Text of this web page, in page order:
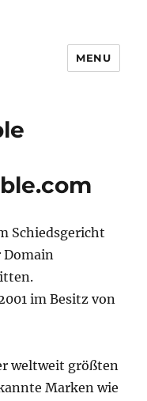
MENU
Schiedsgericht
Domain
im Besitz von
weltweit größten
Marken wie